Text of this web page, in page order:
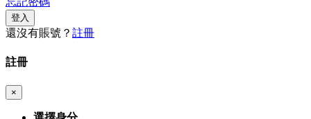
登入
還沒有賬號？ 註冊
註冊
×